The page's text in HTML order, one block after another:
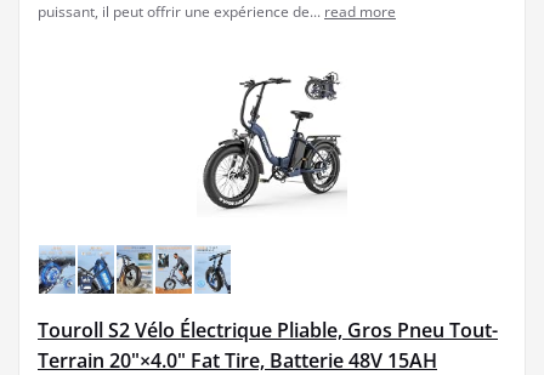
puissant, il peut offrir une expérience de... read more
Touroll S2 Vélo Électrique Pliable, Gros Pneu Tout-
Terrain 20"×4.0" Fat Tire, Batterie 48V 15AH